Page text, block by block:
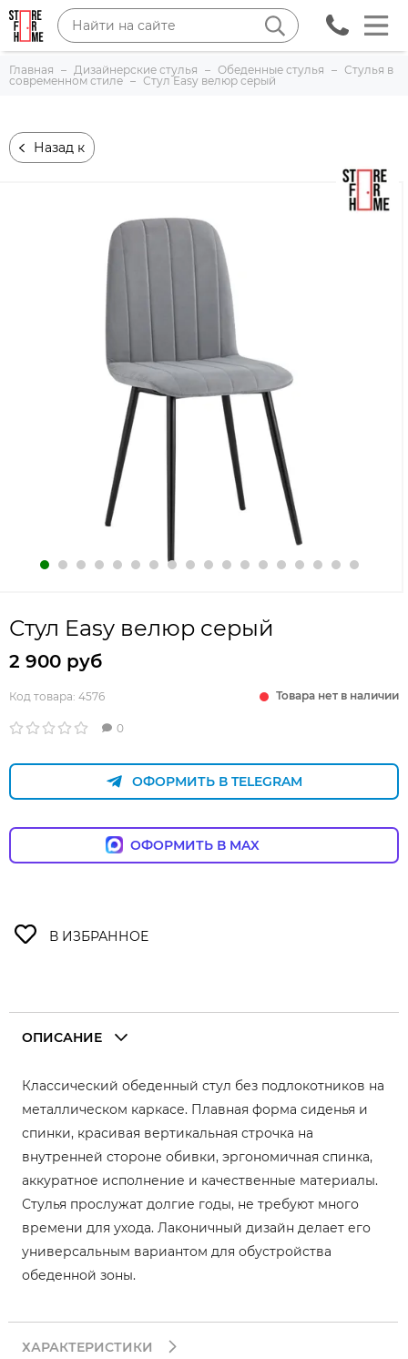
Главная Дизайнерские стулья Обеденные стулья
Стулья в
современном стиле
Стул Easy велюр серый
Назад к
Стул Easy велюр серый
2 900 руб
Код товара: 4576 Товара нет в наличии
0
ОФОРМИТЬ В TELEGRAM
ОФОРМИТЬ В MAX
ОПИСАНИЕ
Классический обеденный стул без подлокотников на
металлическом каркасе. Плавная форма сиденья и
спинки, красивая вертикальная строчка на
внутренней стороне обивки, эргономичная спинка,
аккуратное исполнение и качественные материалы.
Стулья прослужат долгие годы, не требуют много
времени для ухода. Лаконичный дизайн делает его
универсальным вариантом для обустройства
обеденной зоны.
ХАРАКТЕРИСТИКИ